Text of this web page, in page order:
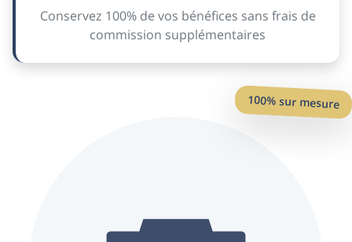
Conservez 100% de vos bénéfices sans frais de
commission supplémentaires
100% sur mesure